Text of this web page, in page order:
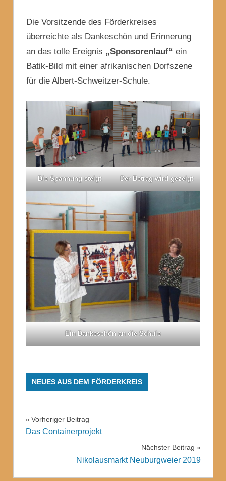
Die Vorsitzende des Förderkreises
überreichte als Dankeschön und Erinnerung
an das tolle Ereignis „Sponsorenlauf“ ein
Batik-Bild mit einer afrikanischen Dorfszene
für die Albert-Schweitzer-Schule.
Die Spannung steigt Der Betrag wird gezeigt
Ein Dankeschön an die Schule
NEUES AUS DEM FÖRDERKREIS
Beitragsnavigation
Vorheriger Beitrag
Das Containerprojekt
Nächster Beitrag
Nikolausmarkt Neuburgweier 2019